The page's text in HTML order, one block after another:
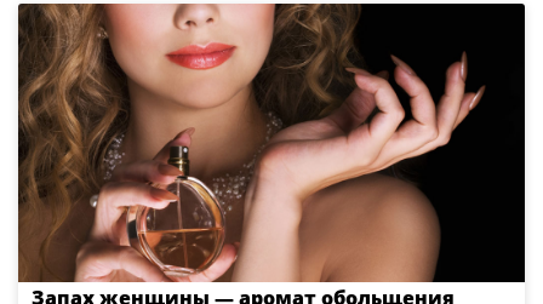
Запах женщины — аромат обольщения